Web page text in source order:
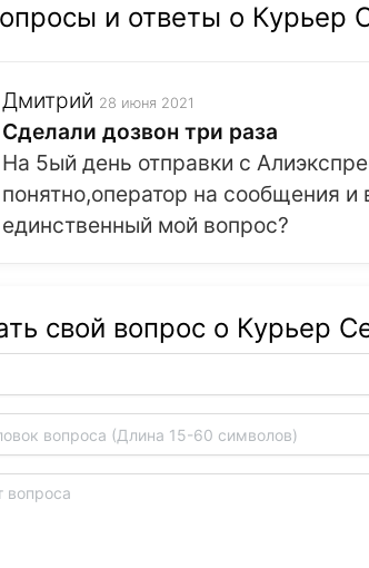
и ответы о Курьер
Дмитрий 28 июня 2021
Сделали дозвон три раза
На 5ый день отправки с
понятно,оператор на сообщения
единственный мой вопрос?
свой вопрос о Курьер